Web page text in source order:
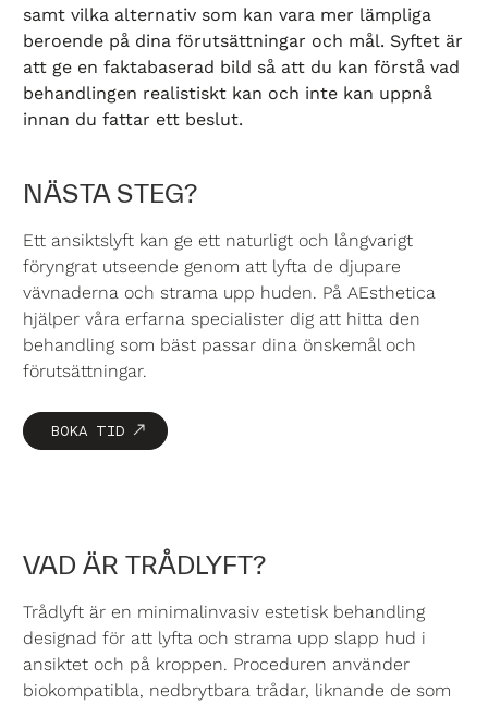
samt vilka alternativ som kan vara mer lämpliga
beroende på dina förutsättningar och mål. Syftet är
att ge en faktabaserad bild så att du kan förstå vad
behandlingen realistiskt kan och inte kan uppnå
innan du fattar ett beslut.
NÄSTA STEG?
Ett ansiktslyft kan ge ett naturligt och långvarigt
föryngrat utseende genom att lyfta de djupare
vävnaderna och strama upp huden. På AEsthetica
hjälper våra erfarna specialister dig att hitta den
behandling som bäst passar dina önskemål och
förutsättningar.
BOKA TID
VAD ÄR TRÅDLYFT?
Trådlyft är en minimalinvasiv estetisk behandling
designad för att lyfta och strama upp slapp hud i
ansiktet och på kroppen. Proceduren använder
biokompatibla, nedbrytbara trådar, liknande de som